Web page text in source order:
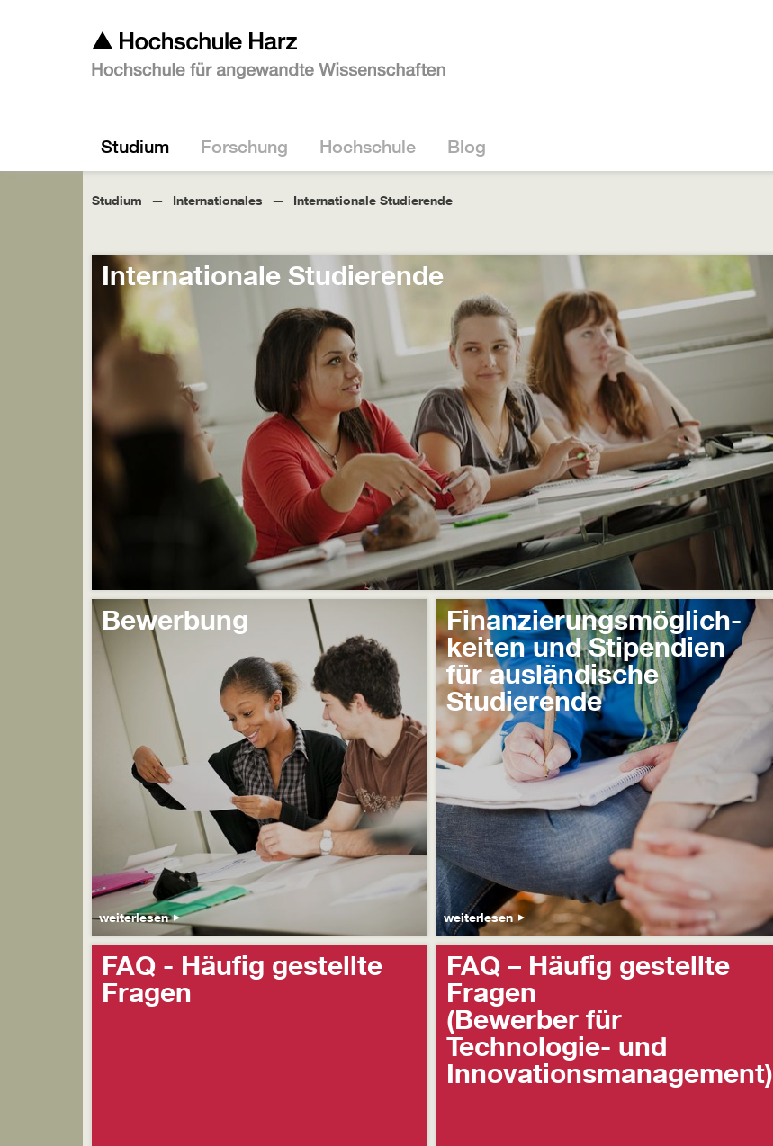
Studium Forschung Hochschule Blog
Studium Internationales Internationale Studierende
Internationale Studierende
Bewerbung
weiterlesen
Finanzierungsmöglich-
keiten und Stipendien
für ausländische
Studierende
weiterlesen
FAQ - Häufig gestellte
Fragen
FAQ – Häufig gestellte
Fragen
(Bewerber für
Technologie- und
Innovationsmanagement)